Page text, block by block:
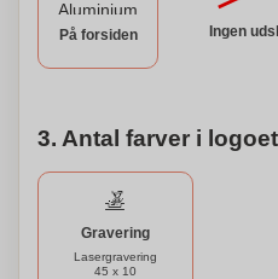
På forsiden Ingen
3. Antal farver i logoet
Gravering
Lasergravering
45 x 10